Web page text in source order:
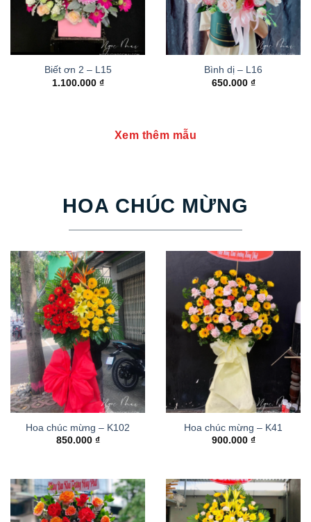
Biết ơn 2 – L15
1.100.000 ₫
Bình dị – L16
650.000 ₫
Xem thêm mẫu
HOA CHÚC MỪNG
Hoa chúc mừng – K102
850.000 ₫
Hoa chúc mừng – K41
900.000 ₫